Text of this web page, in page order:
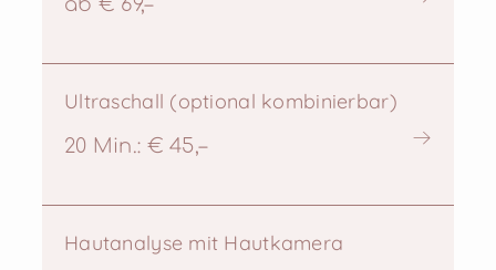
Ultraschall (optional kombinierbar)
20 Min.: € 45,–
Hautanalyse mit Hautkamera